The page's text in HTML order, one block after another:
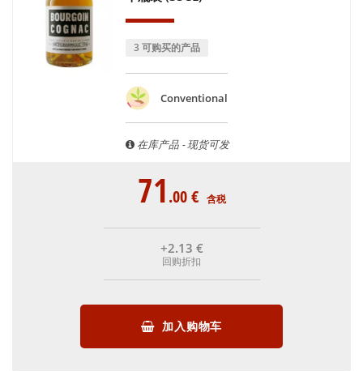
3 可购买的产品
Conventional
在库产品 - 现货可发
71.00€ 含税
+2.13 €
回购折扣
加入购物车